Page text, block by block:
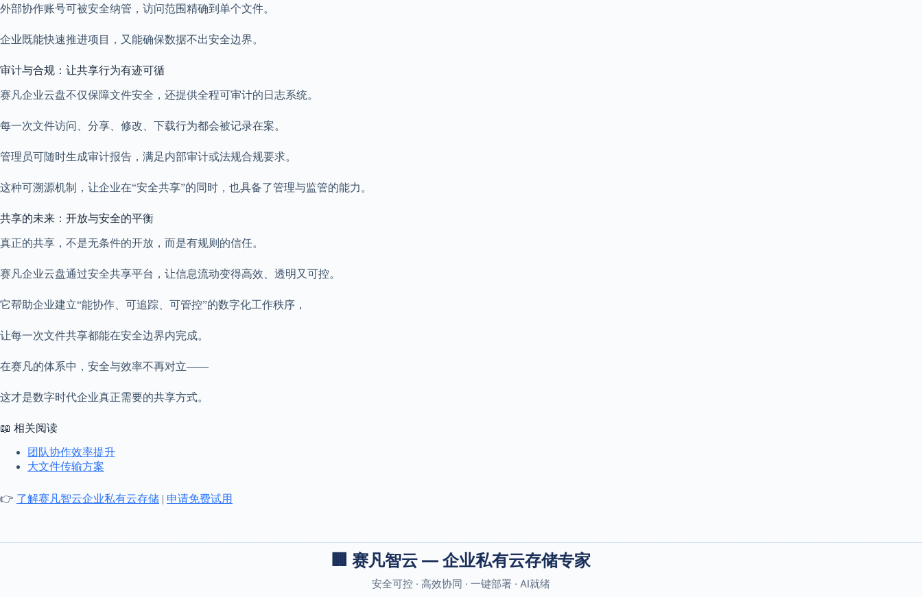
外部协作账号可被安全纳管，访问范围精确到单个文件。
企业既能快速推进项目，又能确保数据不出安全边界。
审计与合规：让共享行为有迹可循
赛凡企业云盘不仅保障文件安全，还提供全程可审计的日志系统。
每一次文件访问、分享、修改、下载行为都会被记录在案。
管理员可随时生成审计报告，满足内部审计或法规合规要求。
这种可溯源机制，让企业在“安全共享”的同时，也具备了管理与监管的能力。
共享的未来：开放与安全的平衡
真正的共享，不是无条件的开放，而是有规则的信任。
赛凡企业云盘通过安全共享平台，让信息流动变得高效、透明又可控。
它帮助企业建立“能协作、可追踪、可管控”的数字化工作秩序，
让每一次文件共享都能在安全边界内完成。
在赛凡的体系中，安全与效率不再对立——
这才是数字时代企业真正需要的共享方式。
📖 相关阅读
团队协作效率提升
大文件传输方案
👉 了解赛凡智云企业私有云存储 | 申请免费试用
🏢 赛凡智云 — 企业私有云存储专家
安全可控 · 高效协同 · 一键部署 · AI就绪